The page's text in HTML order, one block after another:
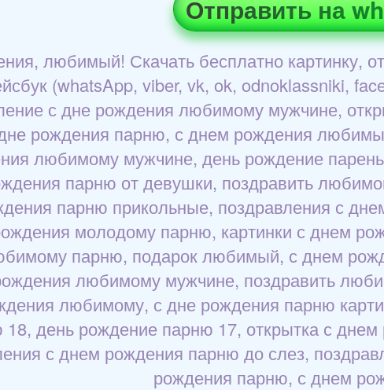
Отправить на
любимый! Скачать бесплатно картинку,
(whatsApp, viber, vk, ok, odnoklassniki,
с дне рождения любимому мужчине,
рождения парню, с днем рождения
любимому мужчине, день рождение
парню от девушки, поздравить
парню прикольные, поздравления с
молодому парню, картинки с днем
парню, подарок любимый, с днем
любимому мужчине, поздравить
любимому, с дне рождения парню
день рождение парню 17, открытка с
с днем рождения парню до слез,
рождения парню, с днем